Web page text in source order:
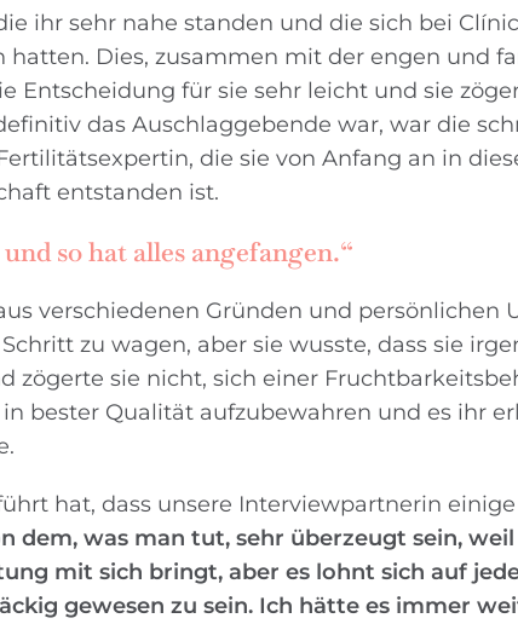
ihr sehr nahe standen und die sich bei
hatten. Dies, zusammen mit der engen und
Entscheidung für sie sehr leicht und sie
das Auschlaggebende war, war die
die sie von Anfang an in
entstanden ist.
so hat alles angefangen.“
verschiedenen Gründen und persönlichen
zu wagen, aber sie wusste, dass sie
zögerte sie nicht, sich einer
bester Qualität aufzubewahren und es ihr
hat, dass unsere Interviewpartnerin
dem, was man tut, sehr überzeugt sein, weil
mit sich bringt, aber es lohnt sich auf
gewesen zu sein. Ich hätte es immer